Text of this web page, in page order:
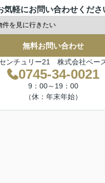
気軽にお問い合わせくださ
無料お問い合わせ
センチュリー21 株式会社ベー
0745-34-0021
9：00～19：00
（休：年末年始）